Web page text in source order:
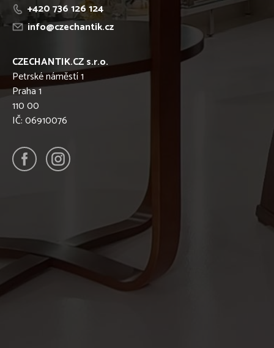
+420 736 126 124
info@czechantik.cz
CZECHANTIK.CZ s.r.o.
Petrské náměstí 1
Praha 1
110 00
IČ: 06910076